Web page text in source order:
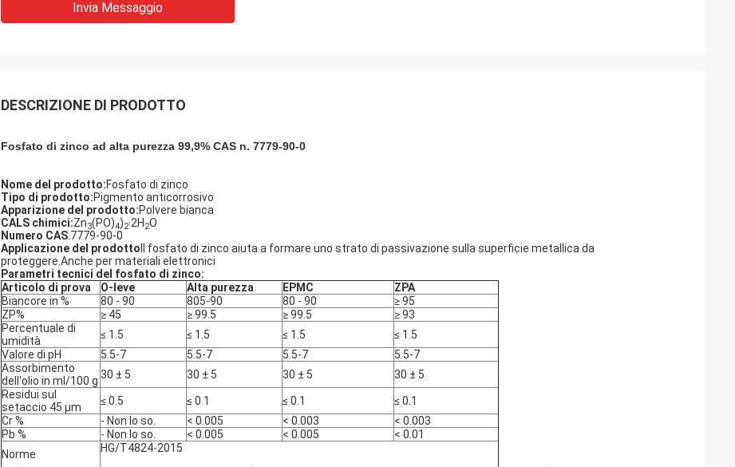
Invia Messaggio
DESCRIZIONE DI PRODOTTO
Fosfato di zinco ad alta purezza 99,9% CAS n. 7779-90-0
Nome del prodotto:Fosfato di zinco
Tipo di prodotto:Pigmento anticorrosivo
Apparizione del prodotto:Polvere bianca
CALS chimici:Zn3(PO)4)2·2H 2O
Numero CAS .7779-90-0
Applicazione del prodotto Il fosfato di zinco aiuta a formare uno strato di passivazione sulla superficie metallica da
proteggere.Anche per materiali elettronici
Parametri tecnici del fosfato di zinco:
Articolo di prova
O-leve Alta purezza EPMC
ZPA
Biancore in %
80 - 90 805-90 80 - 90
≥ 95
ZP%
≥ 45 ≥ 99.5 ≥ 99.5
≥ 93
Percentuale di
umidità
≤ 1.5 ≤ 1.5 ≤ 1.5
≤ 1.5
Valore di pH
5.5-7 5.5-7 5.5-7
5.5-7
Assorbimento
dell'olio in ml/100 g 30 ± 5 30 ± 5 30 ± 5
30 ± 5
Residui sul
setaccio 45 μm
≤ 0.5 ≤ 0.1 ≤ 0.1
≤ 0.1
Cr %
- Non lo so. < 0.005 < 0.003
< 0.003
Pb %
- Non lo so. < 0.005 < 0.005
< 0.01
Norme
HG/T4824-2015